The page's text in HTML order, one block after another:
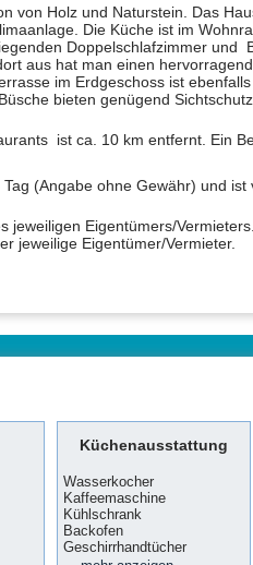
von Holz und Naturstein. Das
Die Küche ist im
Doppelschlafzimmer und
aus hat man einen
im Erdgeschoss ist
bieten genügend
ist ca. 10 km entfernt. Ein
(Angabe ohne Gewähr) und ist
jeweiligen Eigentümers/
jeweilige Eigentümer/Vermieter.
Küchenausstattung
Wasserkocher
Kaffeemaschine
Kühlschrank
Backofen
Geschirrhandtücher